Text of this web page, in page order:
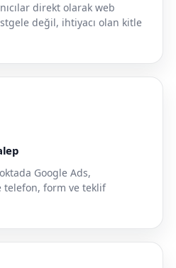
direkt olarak web
değil, ihtiyacı olan kitle
Google Ads,
telefon, form ve teklif